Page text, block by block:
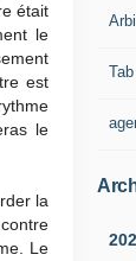
était
le
est
le
la
Le
Tab